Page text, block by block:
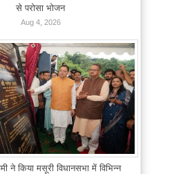
से परोसा भोजन
Aug 4, 2026
ने किया मसूरी विधानसभा में विभिन्न